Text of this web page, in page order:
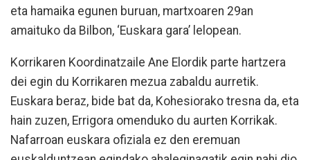
eta hamaika egunen buruan, martxoaren 29an
amaituko da Bilbon, ‘Euskara gara’ lelopean.
Korrikaren Koordinatzaile Ane Elordik parte hartzera
dei egin du Korrikaren mezua zabaldu aurretik.
Euskara beraz, bide bat da, Kohesiorako tresna da, eta
hain zuzen, Errigora omenduko du aurten Korrikak.
Nafarroan euskara ofiziala ez den eremuan